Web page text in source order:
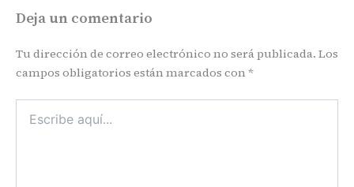
Deja un comentario
Tu dirección de correo electrónico no será publicada. Los
campos obligatorios están marcados con *
aquí...